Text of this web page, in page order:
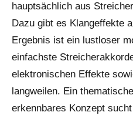
hauptsächlich aus
Dazu gibt es Klangeffekte
Ergebnis ist ein lustloser
einfachste
elektronischen Effekte
langweilen. Ein
erkennbares Konzept